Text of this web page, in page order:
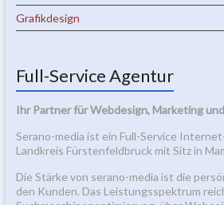
Grafikdesign
Full-Service Agentur
Ihr Partner für Webdesign, Marketing
Serano-media ist ein Full-Service
Landkreis Fürstenfeldbruck mit Sitz in
Die Stärke von serano-media ist die
den Kunden. Das Leistungsspektrum